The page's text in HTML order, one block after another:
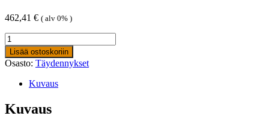
462,41 € ( alv 0% )
IKI
PURELL®
ADVANCED
KÄSIDESINFIOINTIGEELI
1200
-
12
Lisää ostoskoriin
Osasto: Täydennykset
Kuvaus
Kuvaus